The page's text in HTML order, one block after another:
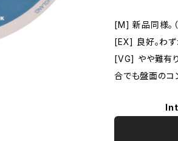
[M] 新品同様。
[EX] 良好。わ
[VG] やや難有
合でも盤面のコ